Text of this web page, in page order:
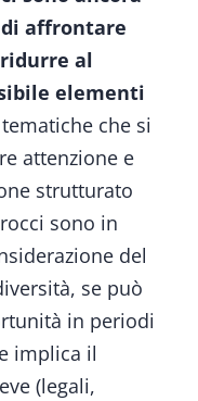
affrontare
al
elementi
che si
attenzione e
strutturato
sono in
del
se può
in periodi
implica il
(legali,